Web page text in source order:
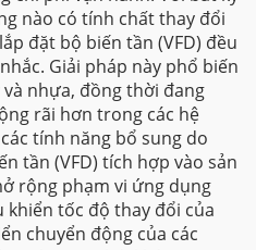
nào có tính chất thay đổi
đặt bộ biến tần (VFD) đều
Giải pháp này phổ biến
nhựa, đồng thời đang
rãi hơn trong các hệ
tính năng bổ sung do
tần (VFD) tích hợp vào sản
rộng phạm vi ứng dụng
khiển tốc độ thay đổi của
chuyển động của các